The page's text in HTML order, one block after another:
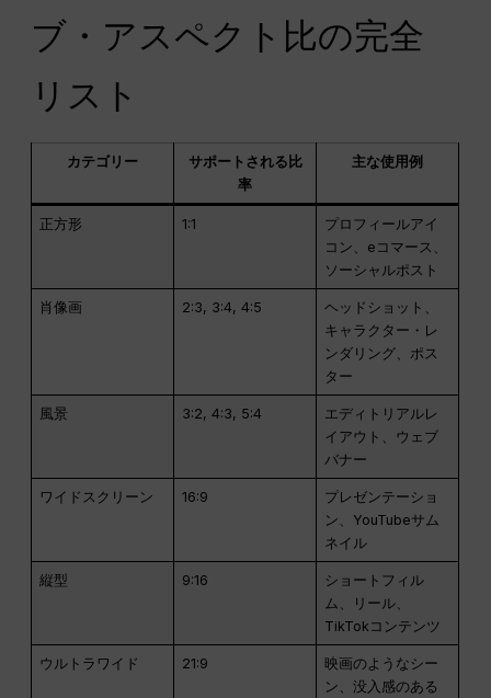
ブ・アスペクト比の完全
リスト
カテゴリー
サポートされる比
率
主な使用例
正方形 1:1
プロフィールアイ
コン、eコマース、
ソーシャルポスト
肖像画 2:3, 3:4, 4:5
ヘッドショット、
キャラクター・レ
ンダリング、ポス
ター
風景 3:2, 4:3, 5:4
エディトリアルレ
イアウト、ウェブ
バナー
ワイドスクリーン 16:9
プレゼンテーショ
ン、YouTubeサム
ネイル
縦型 9:16
ショートフィル
ム、リール、
TikTokコンテンツ
ウルトラワイド 21:9
映画のようなシー
ン、没入感のある